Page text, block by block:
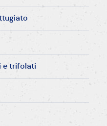
e trifolati